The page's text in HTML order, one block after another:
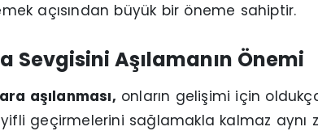
açısından büyük bir öneme sahiptir.
Sevgisini Aşılamanın Önemi
aşılanması, onların gelişimi için
geçirmelerini sağlamakla kalmaz aynı